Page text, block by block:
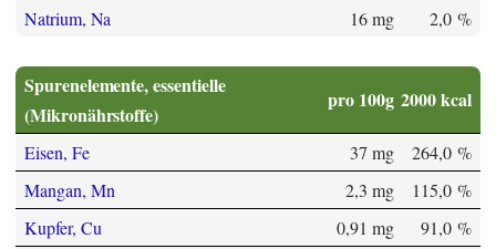
Natrium, Na
16 mg 2,0 %
Spurenelemente, essentielle
(Mikronährstoffe)
pro 100g 2000 kcal
Eisen, Fe 37 mg
264,0 %
Mangan, Mn
2,3 mg
115,0 %
Kupfer, Cu
0,91 mg 91,0 %